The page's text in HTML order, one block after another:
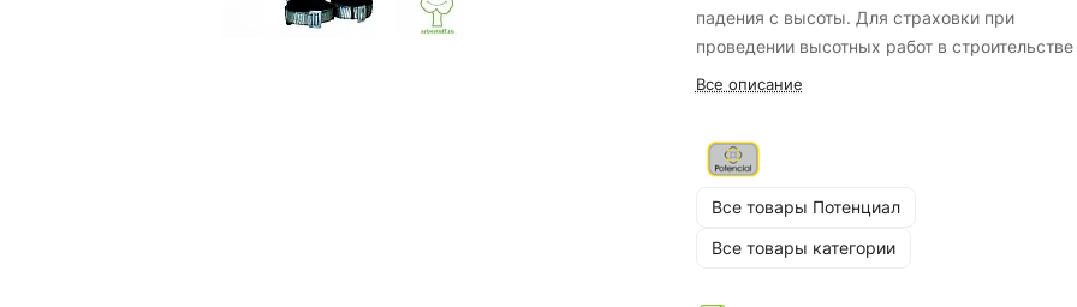
падения с высоты. Для страховки при
проведении высотных работ в строительстве
различных отраслях промышленности:
Все описание
Все товары Потенциал
Все товары категории